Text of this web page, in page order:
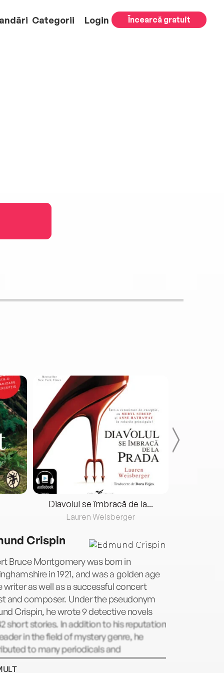
Categorii Login Încearcă gratuit
Diavolul se îmbracă de la...
Lauren Weisberger
Crispin
Bruce Montgomery was born in
in 1921, and was a golden age
writer as well as a successful concert
and composer. Under the pseudonym
Crispin, he wrote 9 detective novels
short stories. In addition to his reputation
in the field of mystery genre, he
to many periodicals and
and edited sci–fi anthologies. After